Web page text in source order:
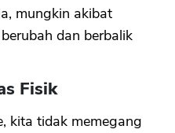
mungkin akibat
dan berbalik
Fisik
kita tidak memegang